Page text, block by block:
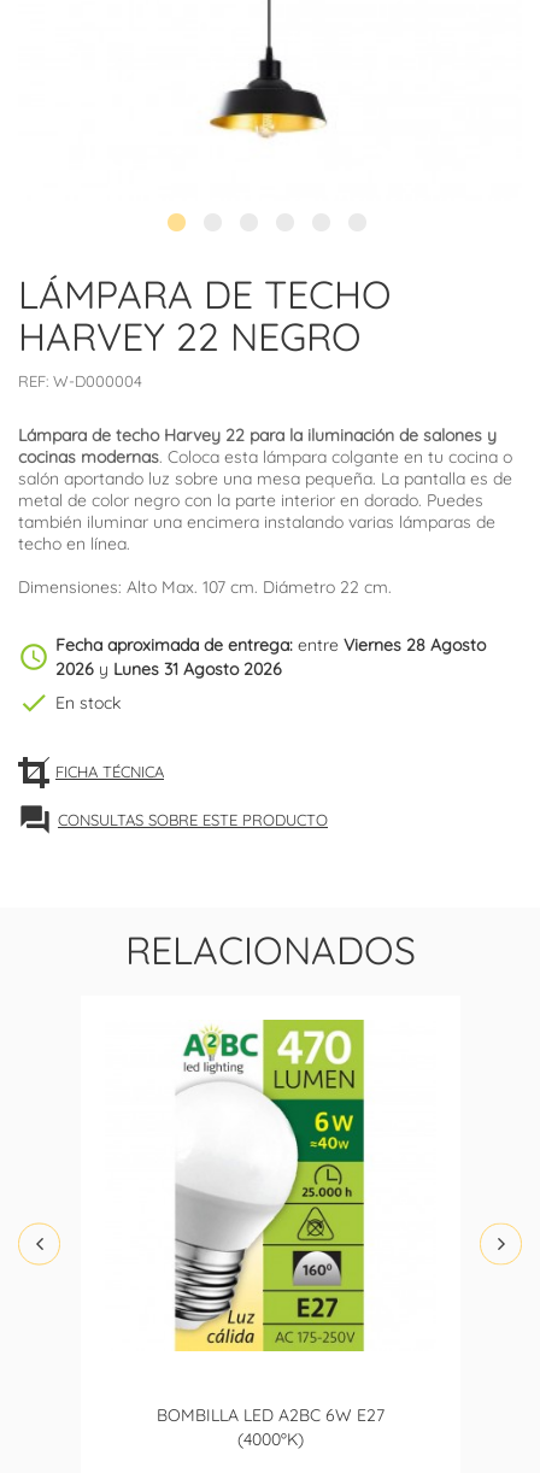
LÁMPARA DE TECHO
HARVEY 22 NEGRO
REF: W-D000004
Lámpara de techo Harvey 22 para la iluminación de salones y
cocinas modernas. Coloca esta lámpara colgante en tu cocina o
salón aportando luz sobre una mesa pequeña. La pantalla es de
metal de color negro con la parte interior en dorado. Puedes
también iluminar una encimera instalando varias lámparas de
techo en línea.
Dimensiones: Alto Max. 107 cm. Diámetro 22 cm.
schedule Fecha aproximada de entrega: entre Viernes 28 Agosto
2026 y Lunes 31 Agosto 2026
check En stock
FICHA TÉCNICA
forum CONSULTAS SOBRE ESTE PRODUCTO
RELACIONADOS
BOMBILLA LED A2BC 6W E27
(4000ºK)